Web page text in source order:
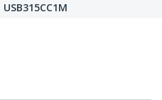
USB315CC1M